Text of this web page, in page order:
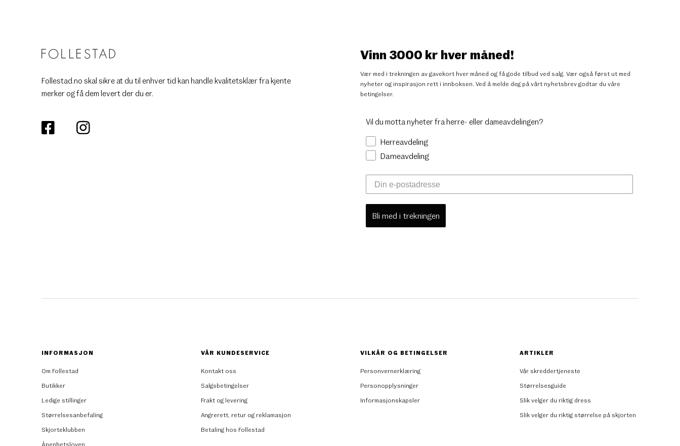
Follestad.no skal sikre at du til enhver tid kan handle kvalitetsklær fra kjente
merker og få dem levert der du er.
Vinn 3000 kr hver måned!
Vær med i trekningen av gavekort hver måned og få gode tilbud ved salg. Vær også først ut med
nyheter og inspirasjon rett i innboksen. Ved å melde deg på vårt nyhetsbrev godtar du våre
betingelser.
Vil du motta nyheter fra herre- eller dameavdelingen?
Herreavdeling
Dameavdeling
Bli med i trekningen
INFORMASJON
Om Follestad
Butikker
Ledige stillinger
Størrelsesanbefaling
Skjorteklubben
Åpenhetsloven
VÅR KUNDESERVICE
Kontakt oss
Salgsbetingelser
Frakt og levering
Angrerett, retur og reklamasjon
Betaling hos Follestad
VILKÅR OG BETINGELSER
Personvernerklæring
Personopplysninger
Informasjonskapsler
ARTIKLER
Vår skreddertjeneste
Størrelsesguide
Slik velger du riktig dress
Slik velger du riktig størrelse på skjorten